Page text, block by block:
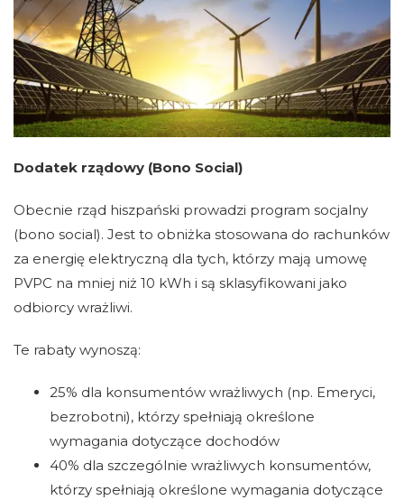
Dodatek rządowy (Bono Social)
Obecnie rząd hiszpański prowadzi program socjalny
(bono social). Jest to obniżka stosowana do rachunków
za energię elektryczną dla tych, którzy mają umowę
PVPC na mniej niż 10 kWh i są sklasyfikowani jako
odbiorcy wrażliwi.
Te rabaty wynoszą:
25% dla konsumentów wrażliwych (np. Emeryci,
bezrobotni), którzy spełniają określone
wymagania dotyczące dochodów
40% dla szczególnie wrażliwych konsumentów,
którzy spełniają określone wymagania dotyczące